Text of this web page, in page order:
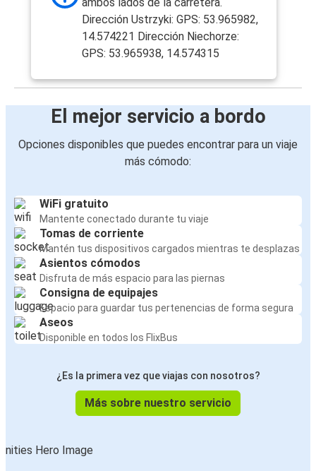
Dirección Ustrzyki: GPS: 53.965982,
14.574221 Dirección Niechorze:
GPS: 53.965938, 14.574315
El mejor servicio a bordo
Opciones disponibles que puedes encontrar para un viaje
más cómodo:
WiFi gratuito
Mantente conectado durante tu viaje
Tomas de corriente
Mantén tus dispositivos cargados mientras te desplazas
Asientos cómodos
Disfruta de más espacio para las piernas
Consigna de equipajes
Espacio para guardar tus pertenencias de forma segura
Aseos
Disponible en todos los FlixBus
¿Es la primera vez que viajas con nosotros?
Más sobre nuestro servicio